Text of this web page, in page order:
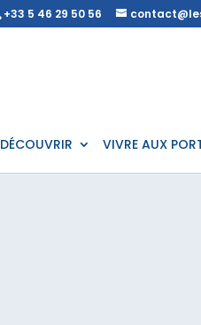
+33 5 46 29 50 56
DÉCOUVRIR VIVRE AUX